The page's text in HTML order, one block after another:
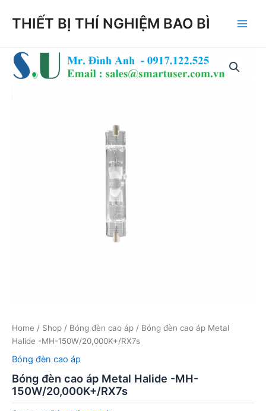
THIẾT BỊ THÍ NGHIỆM BAO BÌ
Home / Shop / Bóng đèn cao áp / Bóng đèn cao áp Metal
Halide -MH-150W/20,000K+/RX7s
Bóng đèn cao áp
Bóng đèn cao áp Metal Halide -MH-
150W/20,000K+/RX7s